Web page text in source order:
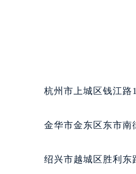
内
甘
重
黑
黑龙
黑龙
黑龙
杭州市上城区钱江路
金华市金东区东市南
绍兴市越城区胜利东